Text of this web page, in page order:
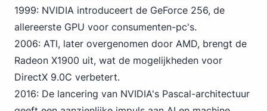
1999: NVIDIA introduceert de GeForce 256, de
allereerste GPU voor consumenten-pc's.
2006: ATI, later overgenomen door AMD, brengt de
Radeon X1900 uit, wat de mogelijkheden voor
DirectX 9.0C verbetert.
2016: De lancering van NVIDIA's Pascal-architectuur